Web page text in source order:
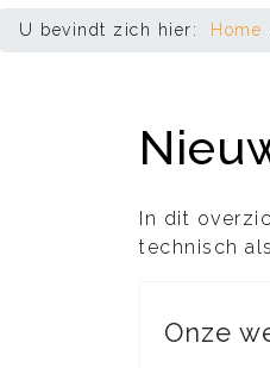
U bevindt zich hier: Home
In dit
technisch
Onze